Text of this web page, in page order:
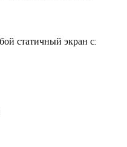
статичный экран с: